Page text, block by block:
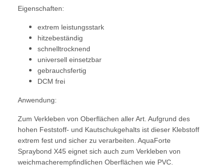
Eigenschaften:
extrem leistungsstark
hitzebeständig
schnelltrocknend
universell einsetzbar
gebrauchsfertig
DCM frei
Anwendung:
Zum Verkleben von Oberflächen aller Art. Aufgrund des
hohen Feststoff- und Kautschukgehalts ist dieser Klebstoff
extrem fest und sicher zu verarbeiten. AquaForte
Spraybond X45 eignet sich auch zum Verkleben von
weichmacherempfindlichen Oberflächen wie PVC.